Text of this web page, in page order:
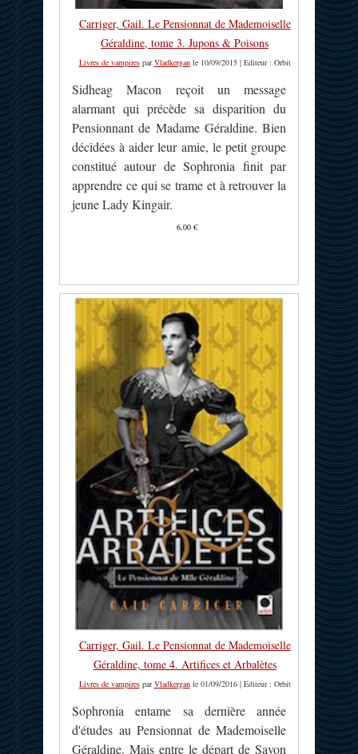
Carriger, Gail. Le Pensionnat de Mademoiselle
Géraldine, tome 3. Jupons & Poisons
Livres de vampiresparVladkerganle 10/09/2015 | Editeur : Orbit
Sidheag Macon reçoit un message
alarmant qui précède sa disparition du
Pensionnant de Madame Géraldine. Bien
décidées à aider leur amie, le petit groupe
constitué autour de Sophronia finit par
apprendre ce qui se trame et à retrouver la
jeune Lady Kingair.
6,00 €
Carriger, Gail. Le Pensionnat de Mademoiselle
Géraldine, tome 4. Artifices et Arbalètes
Livres de vampiresparVladkerganle 01/09/2016 | Editeur : Orbit
Sophronia entame sa dernière année
d'études au Pensionnat de Mademoiselle
Géraldine. Mais entre le départ de Savon